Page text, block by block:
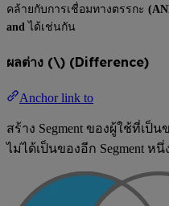
คล้ายกับการเชื่อมทางตรรกะ
and ได้เช่นกัน
ผลต่าง (\) (Difference)
Anchor link to
สร้าง Segment ของผู้ใช้ที่เป็
ไม่ได้เป็นของอีก Segment หนึ่